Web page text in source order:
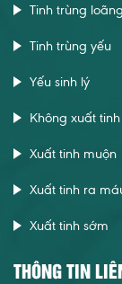
Tinh trùng loãng
Tinh trùng yếu
Yếu sinh lý
Không xuất tinh
Xuất tinh muộn
Xuất tinh ra
Xuất tinh sớm
THÔNG TIN